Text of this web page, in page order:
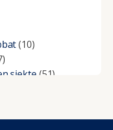
(10)
siekte (51)
(10)